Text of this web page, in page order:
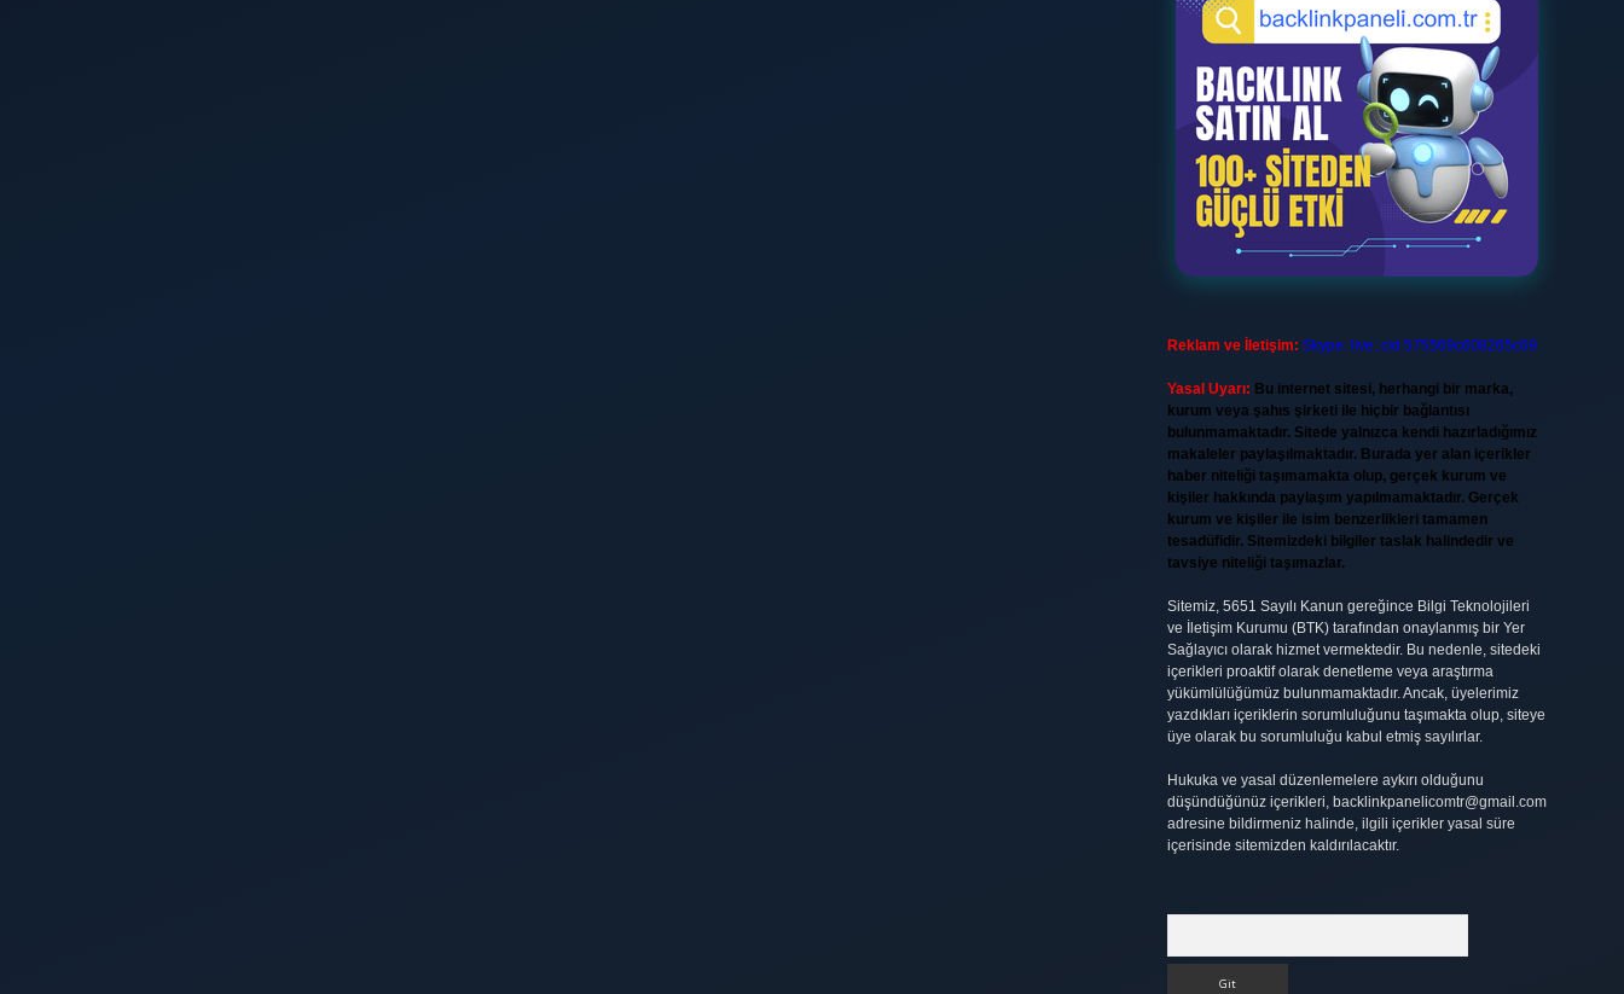
Reklam ve İletişim: Skype: live:.cid.575569c608265c69
Yasal Uyarı: Bu internet sitesi, herhangi bir marka,
kurum veya şahıs şirketi ile hiçbir bağlantısı
bulunmamaktadır. Sitede yalnızca kendi hazırladığımız
makaleler paylaşılmaktadır. Burada yer alan içerikler
haber niteliği taşımamakta olup, gerçek kurum ve
kişiler hakkında paylaşım yapılmamaktadır. Gerçek
kurum ve kişiler ile isim benzerlikleri tamamen
tesadüfidir. Sitemizdeki bilgiler taslak halindedir ve
tavsiye niteliği taşımazlar.
Sitemiz, 5651 Sayılı Kanun gereğince Bilgi Teknolojileri
ve İletişim Kurumu (BTK) tarafından onaylanmış bir Yer
Sağlayıcı olarak hizmet vermektedir. Bu nedenle, sitedeki
içerikleri proaktif olarak denetleme veya araştırma
yükümlülüğümüz bulunmamaktadır. Ancak, üyelerimiz
yazdıkları içeriklerin sorumluluğunu taşımakta olup, siteye
üye olarak bu sorumluluğu kabul etmiş sayılırlar.
Hukuka ve yasal düzenlemelere aykırı olduğunu
düşündüğünüz içerikleri, backlinkpanelicomtr@gmail.com
adresine bildirmeniz halinde, ilgili içerikler yasal süre
içerisinde sitemizden kaldırılacaktır.